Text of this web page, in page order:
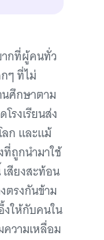
ากที่ผู้คนทั่ว
ๆ ที่ไม่
นศึกษาตาม
รงเรียนส่ง
ก และแม้
ที่ถูกนำมาใช้
สียงสะท้อน
ตรงกันข้าม
งให้กับคนใน
วามเหลื่อม